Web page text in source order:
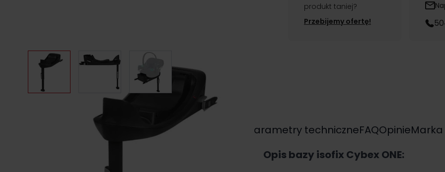
produkt taniej?
Przebijemy ofertę!
Opis bazy isofix Cybex ONE:
Parametry techniczneFAQOpinieMarka